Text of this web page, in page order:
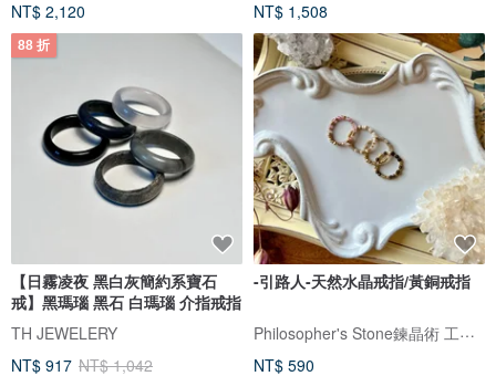
NT$ 2,120
NT$ 1,508
88 折
【日霧凌夜 黑白灰簡約系寶石
戒】黑瑪瑙 黑石 白瑪瑙 介指戒指
TH JEWELERY
NT$ 917 NT$ 1,042
-引路人-天然水晶戒指/黃銅戒指
Philosopher's Stone鍊晶術 工作室
NT$ 590